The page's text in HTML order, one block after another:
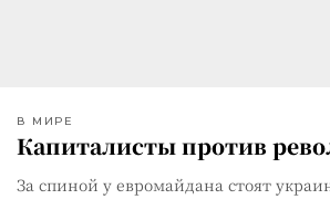
В МИРЕ
Капиталисты против
За спиной у евромайдана стоят